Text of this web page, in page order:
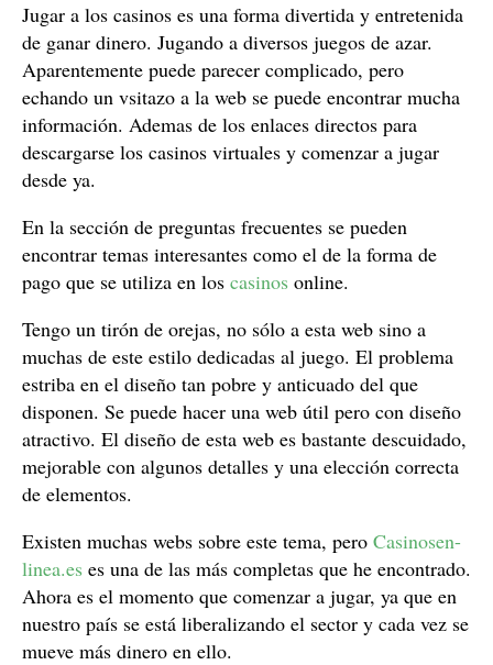
Jugar a los casinos es una forma divertida y entretenida
de ganar dinero. Jugando a diversos juegos de azar.
Aparentemente puede parecer complicado, pero
echando un vsitazo a la web se puede encontrar mucha
información. Ademas de los enlaces directos para
descargarse los casinos virtuales y comenzar a jugar
desde ya.
En la sección de preguntas frecuentes se pueden
encontrar temas interesantes como el de la forma de
pago que se utiliza en los casinos online.
Tengo un tirón de orejas, no sólo a esta web sino a
muchas de este estilo dedicadas al juego. El problema
estriba en el diseño tan pobre y anticuado del que
disponen. Se puede hacer una web útil pero con diseño
atractivo. El diseño de esta web es bastante descuidado,
mejorable con algunos detalles y una elección correcta
de elementos.
Existen muchas webs sobre este tema, pero Casinosen-
linea.es es una de las más completas que he encontrado.
Ahora es el momento que comenzar a jugar, ya que en
nuestro país se está liberalizando el sector y cada vez se
mueve más dinero en ello.